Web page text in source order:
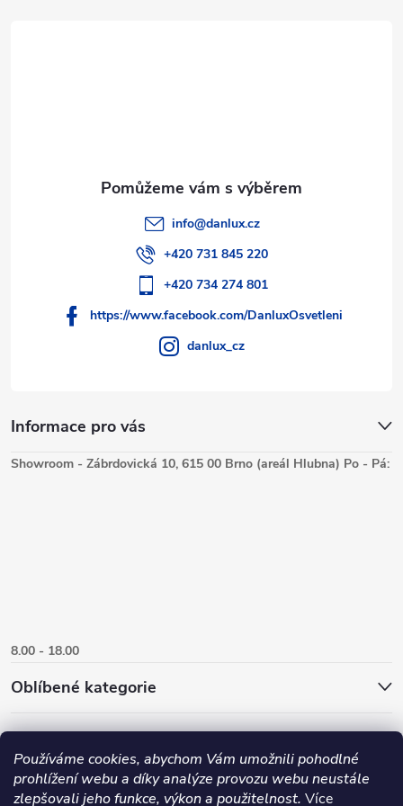
Používáme cookies, abychom Vám umožnili pohodlné
prohlížení webu a díky analýze provozu webu neustále
zlepšovali jeho funkce, výkon a použitelnost. Více
Informace pro vás
info@danlux.cz
+420 731 845 220
+420 734 274 801
https://www.facebook.com/DanluxOsvetleni
danlux_cz
Showroom - Zábrdovická 10, 615 00 Brno (areál Hlubna) Po - Pá:
8.00 - 18.00
Oblíbené kategorie